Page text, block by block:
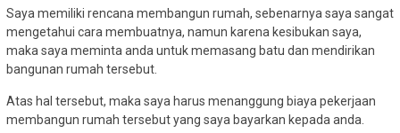
Saya memiliki rencana membangun rumah, sebenarnya saya sangat
mengetahui cara membuatnya, namun karena kesibukan saya,
maka saya meminta anda untuk memasang batu dan mendirikan
bangunan rumah tersebut.
Atas hal tersebut, maka saya harus menanggung biaya pekerjaan
membangun rumah tersebut yang saya bayarkan kepada anda.